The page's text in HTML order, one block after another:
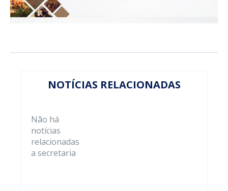
NOTÍCIAS RELACIONADAS
Não há
notícias
relacionadas
a secretaria